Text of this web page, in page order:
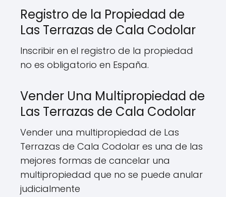
Registro de la Propiedad de
Las Terrazas de Cala Codolar
Inscribir en el registro de la propiedad
no es obligatorio en España.
Vender Una Multipropiedad de
Las Terrazas de Cala Codolar
Vender una multipropiedad de Las
Terrazas de Cala Codolar es una de las
mejores formas de cancelar una
multipropiedad que no se puede anular
judicialmente